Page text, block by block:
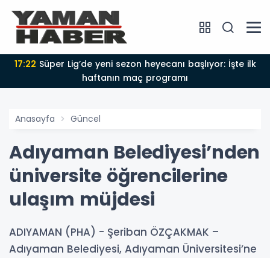
17:22
haftanın maç programı
Anasayfa Güncel
Adıyaman Belediyesi’nden
üniversite öğrencilerine
ulaşım müjdesi
ADIYAMAN (PHA) - Şeriban ÖZÇAKMAK –
Adıyaman Belediyesi, Adıyaman Üniversitesi’ne